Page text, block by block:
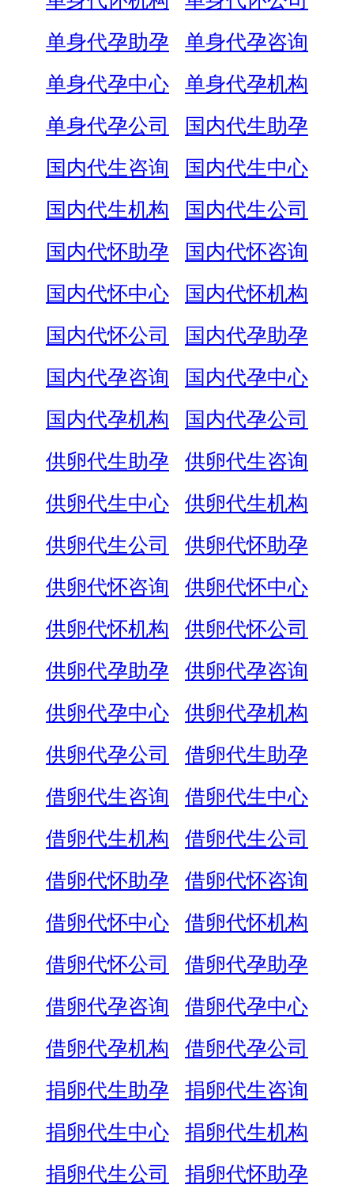
单身代孕助孕
单身代孕咨询
单身代孕中心
单身代孕机构
单身代孕公司
国内代生助孕
国内代生咨询
国内代生中心
国内代生机构
国内代生公司
国内代怀助孕
国内代怀咨询
国内代怀中心
国内代怀机构
国内代怀公司
国内代孕助孕
国内代孕咨询
国内代孕中心
国内代孕机构
国内代孕公司
供卵代生助孕
供卵代生咨询
供卵代生中心
供卵代生机构
供卵代生公司
供卵代怀助孕
供卵代怀咨询
供卵代怀中心
供卵代怀机构
供卵代怀公司
供卵代孕助孕
供卵代孕咨询
供卵代孕中心
供卵代孕机构
供卵代孕公司
借卵代生助孕
借卵代生咨询
借卵代生中心
借卵代生机构
借卵代生公司
借卵代怀助孕
借卵代怀咨询
借卵代怀中心
借卵代怀机构
借卵代怀公司
借卵代孕助孕
借卵代孕咨询
借卵代孕中心
借卵代孕机构
借卵代孕公司
捐卵代生助孕
捐卵代生咨询
捐卵代生中心
捐卵代生机构
捐卵代生公司
捐卵代怀助孕